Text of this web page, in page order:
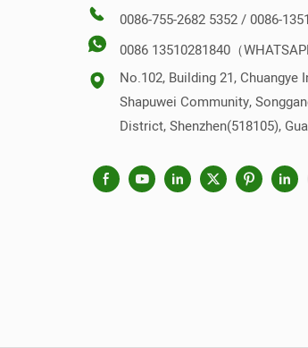
0086-755-2682 5352 / 0086-
0086 13510281840（
No.102, Building 21, Chuangye
Shapuwei Community,
District, Shenzhen(518105),